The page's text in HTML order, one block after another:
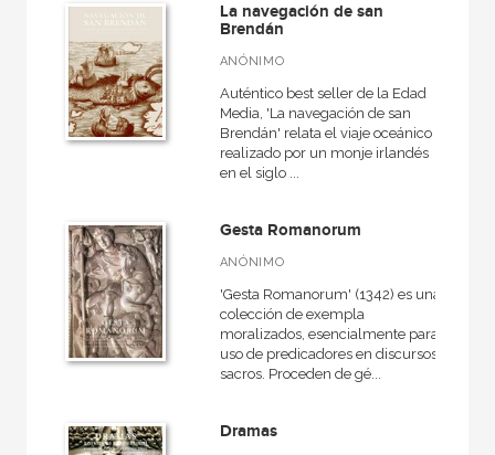
La navegación de san
Brendán
ANÓNIMO
Auténtico best seller de la Edad
Media, 'La navegación de san
Brendán' relata el viaje oceánico
realizado por un monje irlandés
en el siglo ...
Gesta Romanorum
ANÓNIMO
'Gesta Romanorum' (1342) es una
colección de exempla
moralizados, esencialmente para
uso de predicadores en discursos
sacros. Proceden de gé...
Dramas